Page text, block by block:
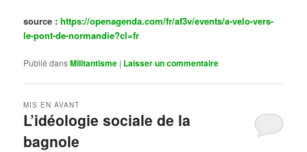
source :https://openagenda.com/fr/af3v/events/a-velo-vers-
le-pont-de-normandie?cl=fr
Publié dansMilitantisme | Laisser un commentaire
L’idéologie sociale de la
bagnole
MIS EN AVANT